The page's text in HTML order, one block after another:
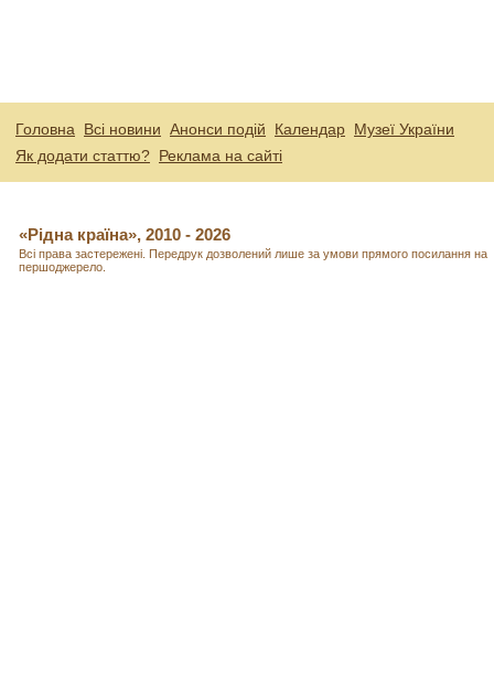
Головна Всі новини Анонси подій Календар Музеї України
Як додати статтю? Реклама на сайті
«Рідна країна», 2010 - 2026
Всі права застережені. Передрук дозволений лише за умови прямого посилання на
першоджерело.